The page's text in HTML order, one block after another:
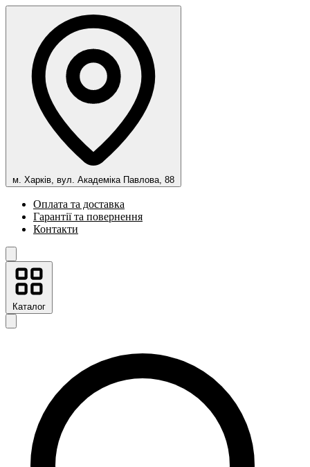
м. Харків, вул. Академіка Павлова, 88
Оплата та доставка
Гарантії та повернення
Контакти
Каталог